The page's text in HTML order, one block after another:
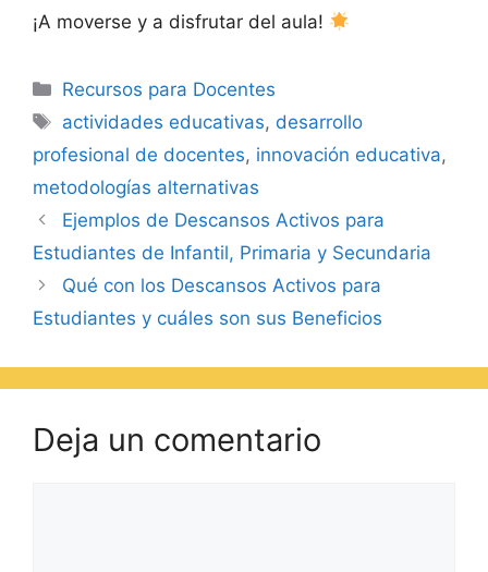
¡A moverse y a disfrutar del aula!
Recursos para Docentes
actividades educativas, desarrollo
profesional de docentes, innovación educativa,
metodologías alternativas
Ejemplos de Descansos Activos para
Estudiantes de Infantil, Primaria y Secundaria
Qué con los Descansos Activos para
Estudiantes y cuáles son sus Beneficios
Deja un comentario